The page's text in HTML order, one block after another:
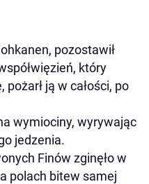
pozostawił
który
pożarł ją w całości, po
wymiociny, wyrywając
jedzenia.
Finów zginęło w
polach bitew samej